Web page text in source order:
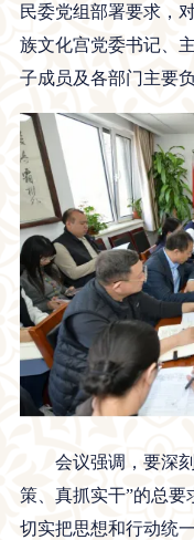
民委党组部署要求，
族文化宫党委书记、
子成员及各部门主要
会议强调，要深
策、真抓实干”的总要
切实把思想和行动统